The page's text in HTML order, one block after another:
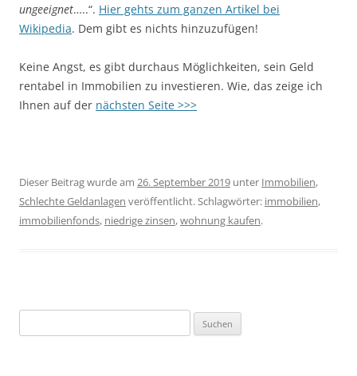
ungeeignet…..“. Hier gehts zum ganzen Artikel bei
Wikipedia. Dem gibt es nichts hinzuzufügen!
Keine Angst, es gibt durchaus Möglichkeiten, sein Geld
rentabel in Immobilien zu investieren. Wie, das zeige ich
Ihnen auf der nächsten Seite >>>
Dieser Beitrag wurde am 26. September 2019 unter Immobilien,
Schlechte Geldanlagen veröffentlicht. Schlagwörter: immobilien,
immobilienfonds, niedrige zinsen,wohnung kaufen.
nach: